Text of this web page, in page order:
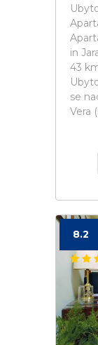
in
43
se
Vera
8.2